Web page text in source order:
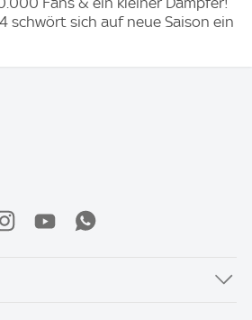
schwört sich auf neue Saison ein